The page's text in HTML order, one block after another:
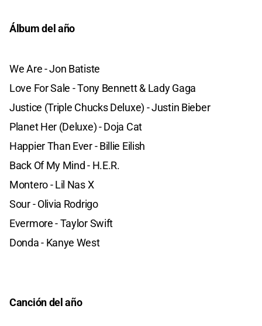
Álbum del año
We Are - Jon Batiste
Love For Sale - Tony Bennett & Lady Gaga
Justice (Triple Chucks Deluxe) - Justin Bieber
Planet Her (Deluxe) - Doja Cat
Happier Than Ever - Billie Eilish
Back Of My Mind - H.E.R.
Montero - Lil Nas X
Sour - Olivia Rodrigo
Evermore - Taylor Swift
Donda - Kanye West
Canción del año